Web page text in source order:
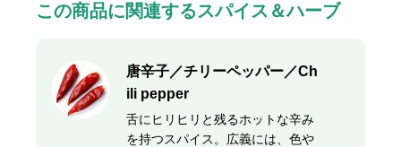
この商品に関連するスパイス＆ハーブ
唐辛子／チリーペッパー／Ch
ili pepper
舌にヒリヒリと残るホットな辛み
を持つスパイス。広義には、色や